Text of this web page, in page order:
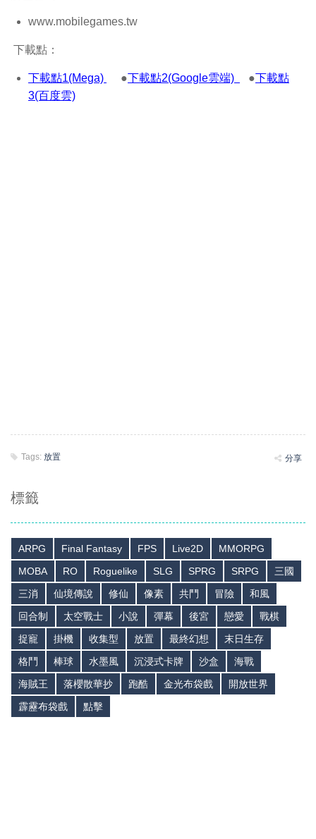
www.mobilegames.tw
下載點：
下載點1(Mega) ●下載點2(Google雲端) ●下載點
3(百度雲)
Tags: 放置 分享
標籤
ARPG Final Fantasy FPS Live2D
MMORPG
MOBA
RO Roguelike SLG SPRG SRPG
三國
三消
仙境傳說 修仙 像素 共鬥 冒險
和風
回合制
太空戰士 小說 彈幕 後宮 戀愛
戰棋
捉寵
掛機 收集型 放置 最終幻想
末日生存
格鬥
棒球 水墨風 沉浸式卡牌 沙盒
海戰
海賊王
落櫻散華抄 跑酷 金光布袋戲
開放世界
霹靂布袋戲
點擊